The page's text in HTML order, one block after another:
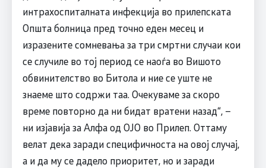
интрахоспиталната инфекција во прилепската
Општа болница пред точно еден месец и
изразените сомневања за три смртни случаи кои
се случиле во тој период се наоѓа во Вишото
обвинителство во Битола и ние се уште не
знаеме што содржи таа. Очекуваме за скоро
време повторно да ни бидат вратени назад“, –
ни изјавија за Алфа од ОЈО во Прилеп. Оттаму
велат дека заради специфичноста на овој случај,
а и да му се дадело приоритет, но и заради